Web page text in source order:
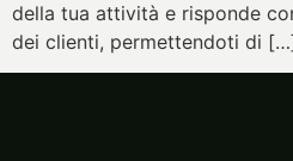
della tua attività e risponde
dei clienti, permettendoti di